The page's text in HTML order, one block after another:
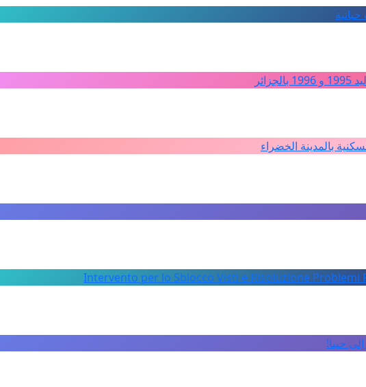
بالمدينة الخضراء
Intervento per lo Sblocco Visti e Risoluzione